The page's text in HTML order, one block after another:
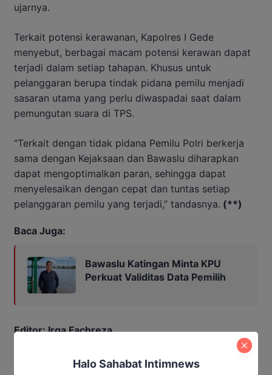
ujarnya.
Terkait potensi kerawanan, Kapolres I Gede
menyebut, berbagai macam potensi kerawan dapat
terjadi dalam setiap tahapan. Khusus untuk
pelanggaran berupa tindak pidana pemilu menjadi
sasaran utama yang perlu diwaspadai saat dalam
pemungutan suara di TPS.
“Terkait dengan tidak pidana Pemilu Polri berkerja
sama dengan Kejaksaan dan Bawaslu diharapkan
dapat mengoptimalkan paran, sehingga dapat
menyelesaikan dengan cepat dan tuntas setiap
pelanggaran pemilu yang terjadi,” tandasnya. (**)
Baca Juga:
Bawaslu Katingan Minta KPU
Perkuat Validitas Data Pemilih
Editor: Irga Fachreza
Halo Sahabat Intimnews